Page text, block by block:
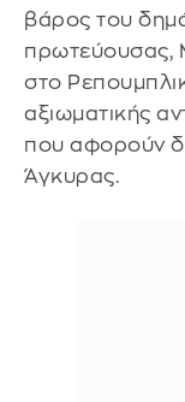
βάρος του
πρωτεύουσας,
στο
αξιωματικής
που αφορούν
Άγκυρας.